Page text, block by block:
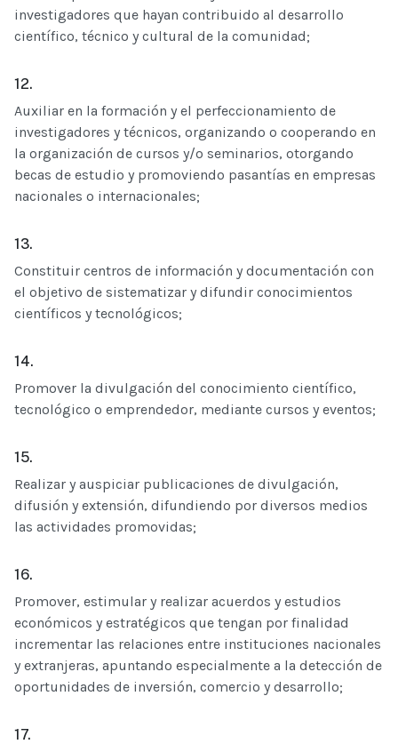
investigadores que hayan contribuido al desarrollo
científico, técnico y cultural de la comunidad;
12.
Auxiliar en la formación y el perfeccionamiento de
investigadores y técnicos, organizando o cooperando en
la organización de cursos y/o seminarios, otorgando
becas de estudio y promoviendo pasantías en empresas
nacionales o internacionales;
13.
Constituir centros de información y documentación con
el objetivo de sistematizar y difundir conocimientos
científicos y tecnológicos;
14.
Promover la divulgación del conocimiento científico,
tecnológico o emprendedor, mediante cursos y eventos;
15.
Realizar y auspiciar publicaciones de divulgación,
difusión y extensión, difundiendo por diversos medios
las actividades promovidas;
16.
Promover, estimular y realizar acuerdos y estudios
económicos y estratégicos que tengan por finalidad
incrementar las relaciones entre instituciones nacionales
y extranjeras, apuntando especialmente a la detección de
oportunidades de inversión, comercio y desarrollo;
17.